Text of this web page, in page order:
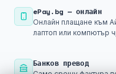
ePay.bg — онлайн
Онлайн плащане към
лаптоп или компютър
Банков превод